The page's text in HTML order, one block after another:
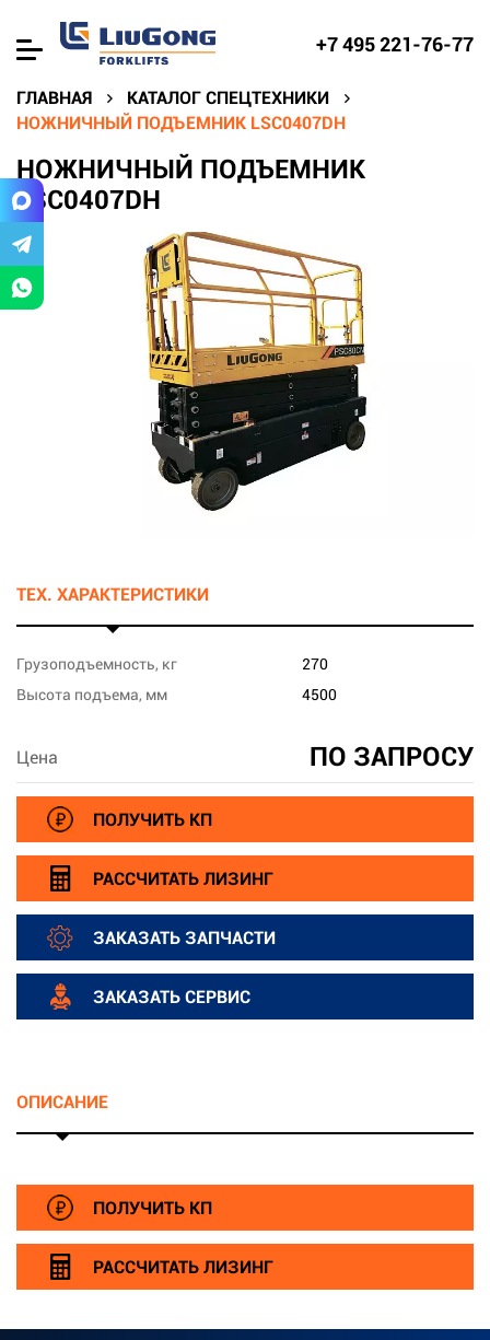
+7 495 221-76-77
ГЛАВНАЯ
КАТАЛОГ СПЕЦТЕХНИКИ
НОЖНИЧНЫЙ ПОДЪЕМНИК LSC0407DH
НОЖНИЧНЫЙ ПОДЪЕМНИК
LSC0407DH
ТЕХ. ХАРАКТЕРИСТИКИ
Грузоподъемность, кг
270
Высота подъема, мм
4500
Цена ПО ЗАПРОСУ
ПОЛУЧИТЬ КП
РАССЧИТАТЬ ЛИЗИНГ
ЗАКАЗАТЬ ЗАПЧАСТИ
ЗАКАЗАТЬ СЕРВИС
ОПИСАНИЕ
ПОЛУЧИТЬ КП
РАССЧИТАТЬ ЛИЗИНГ